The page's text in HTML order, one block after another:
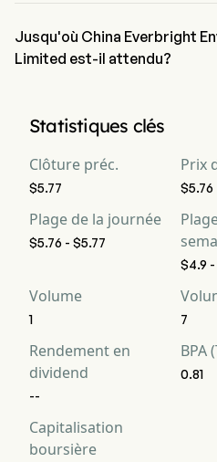
Jusqu'où China Everbright
Limited est-il attendu?
Statistiques clés
Clôture préc.
$5.77
Prix
$5.76
Plage de la journée
$5.76 - $5.77
$4.9
Volume
1 7
Rendement en
dividend
--
BPA
0.81
Capitalisation
boursière